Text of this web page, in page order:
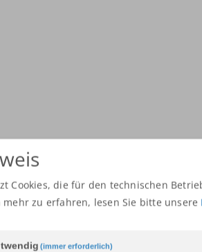
SUN LIVING. Bitte kontaktieren Sie
Cookies, die für den technischen
zu erfahren, lesen Sie bitte unsere
(immer erforderlich)